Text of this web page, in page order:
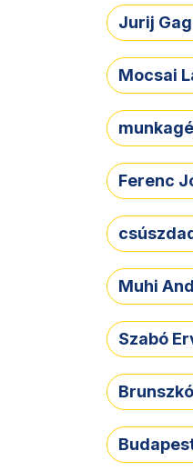
Jurij
Mocsai
Ferenc
Muhi
Szabó